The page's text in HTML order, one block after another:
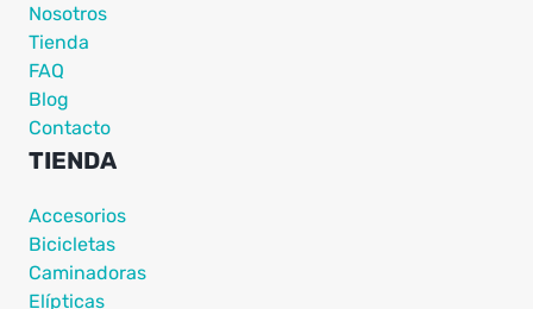
Nosotros
Tienda
FAQ
Blog
Contacto
TIENDA
Accesorios
Bicicletas
Caminadoras
Elípticas